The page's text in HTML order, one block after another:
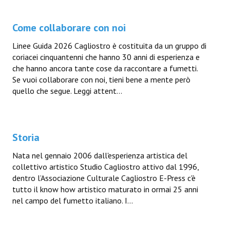
Come collaborare con noi
Linee Guida 2026 Cagliostro è costituita da un gruppo di
coriacei cinquantenni che hanno 30 anni di esperienza e
che hanno ancora tante cose da raccontare a fumetti.
Se vuoi collaborare con noi, tieni bene a mente però
quello che segue. Leggi attent...
Storia
Nata nel gennaio 2006 dall'esperienza artistica del
collettivo artistico Studio Cagliostro attivo dal 1996,
dentro l’Associazione Culturale Cagliostro E-Press c'è
tutto il know how artistico maturato in ormai 25 anni
nel campo del fumetto italiano. I...